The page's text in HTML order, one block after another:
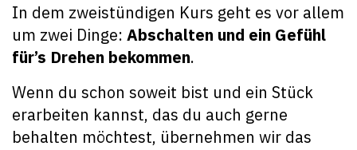
In dem zweistündigen Kurs geht es vor allem
um zwei Dinge: Abschalten und ein Gefühl
für’s Drehen bekommen.
Wenn du schon soweit bist und ein Stück
erarbeiten kannst, das du auch gerne
behalten möchtest, übernehmen wir das